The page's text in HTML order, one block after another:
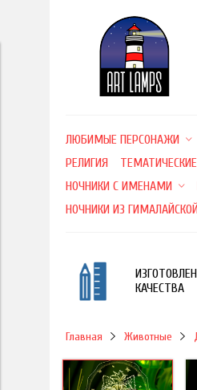
ЛЮБИМЫЕ ПЕРСОНАЖИ
РЕЛИГИЯ
ТЕМАТИЧЕСКИЕ
НОЧНИКИ С ИМЕНАМИ
НОЧНИКИ ИЗ
КАЧЕСТВА
Главная Животные